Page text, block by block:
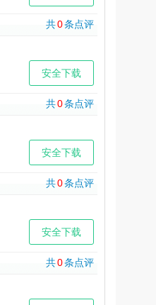
共0条点评
安全下载
共0条点评
安全下载
共0条点评
安全下载
共0条点评